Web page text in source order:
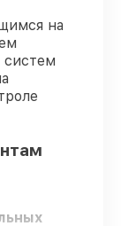
на
систем